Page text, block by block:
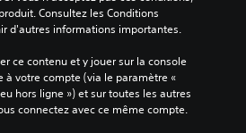
Consultez les Conditions
d'autres informations importantes.
ce contenu et y jouer sur la console
à votre compte (via le paramètre «
hors ligne ») et sur toutes les autres
connectez avec ce même compte.